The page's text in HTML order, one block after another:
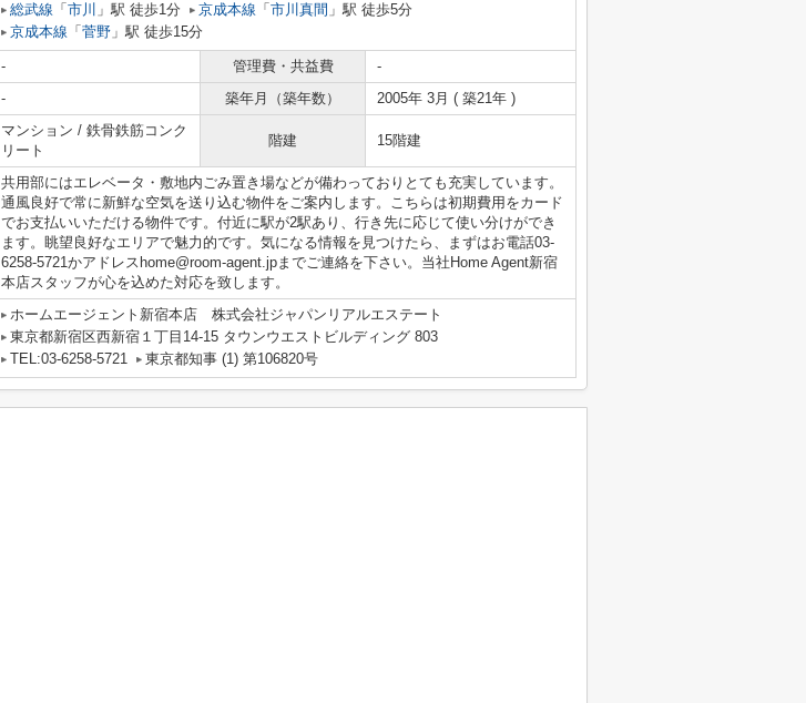
総武線 「 市川 」駅 徒歩1分 京成本線 「 市川真間 」駅 徒歩5分
京成本線 「 菅野 」駅 徒歩15分
- 管理費・共益費
-
- 築年月（築年数） 2005年 3月 ( 築21年 )
マンション / 鉄骨鉄筋コンク
リート
階建 15階建
共用部にはエレベータ・敷地内ごみ置き場などが備わっておりとても充実しています。
通風良好で常に新鮮な空気を送り込む物件をご案内します。こちらは初期費用をカード
でお支払いいただける物件です。付近に駅が2駅あり、行き先に応じて使い分けができ
ます。眺望良好なエリアで魅力的です。気になる情報を見つけたら、まずはお電話03-
6258-5721かアドレスhome@room-agent.jpまでご連絡を下さい。当社Home Agent新宿
本店スタッフが心を込めた対応を致します。
ホームエージェント新宿本店 株式会社ジャパンリアルエステート
東京都新宿区西新宿１丁目14-15 タウンウエストビルディング 803
TEL:03-6258-5721
東京都知事 (1) 第106820号